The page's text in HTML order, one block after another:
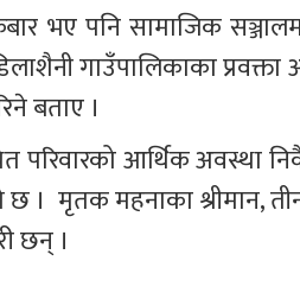
भए पनि सामाजिक
गाउँपालिकाका
बताए ।
परिवारको आर्थिक अवस्था
।  मृतक महनाका श्रीमान,
छन् ।